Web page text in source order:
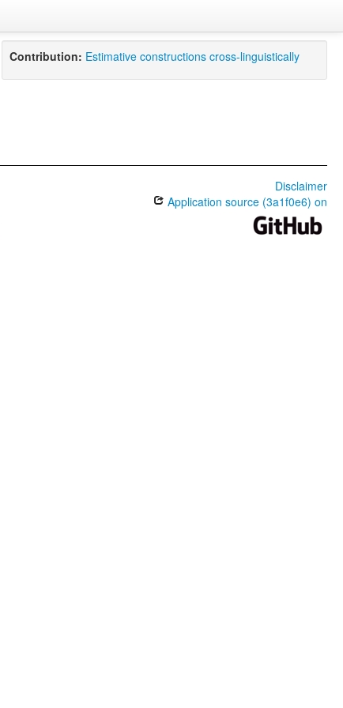
Contribution: Estimative constructions cross-linguistically
Disclaimer
Application source (3a1f0e6) on